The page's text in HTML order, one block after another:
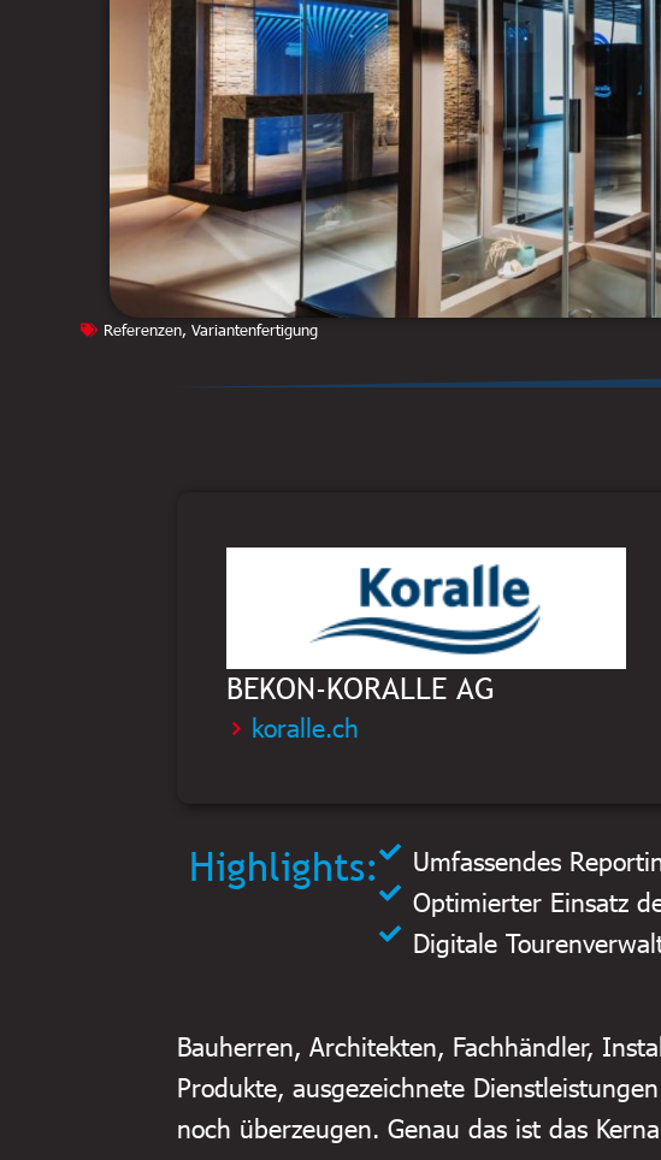
Referenzen,Variantenfertigung
BEKON-KORALLE AG
koralle.ch
Highlights:
Umfassendes
Optimierter Einsatz
Digitale
Bauherren, Architekten, Fachhändler,
Produkte, ausgezeichnete
noch überzeugen. Genau das ist das